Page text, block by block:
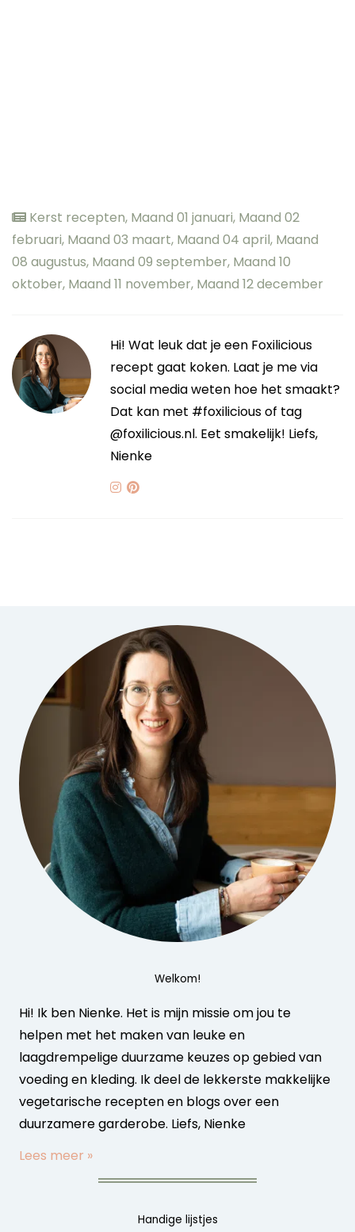
Kerst recepten, Maand 01 januari, Maand 02
februari, Maand 03 maart, Maand 04 april, Maand
08 augustus, Maand 09 september, Maand 10
oktober, Maand 11 november, Maand 12 december
Hi! Wat leuk dat je een Foxilicious
recept gaat koken. Laat je me via
social media weten hoe het smaakt?
Dat kan met #foxilicious of tag
@foxilicious.nl. Eet smakelijk! Liefs,
Nienke
Welkom!
Hi! Ik ben Nienke. Het is mijn missie om jou te
helpen met het maken van leuke en
laagdrempelige duurzame keuzes op gebied van
voeding en kleding. Ik deel de lekkerste makkelijke
vegetarische recepten en blogs over een
duurzamere garderobe. Liefs, Nienke
Lees meer »
Handige lijstjes